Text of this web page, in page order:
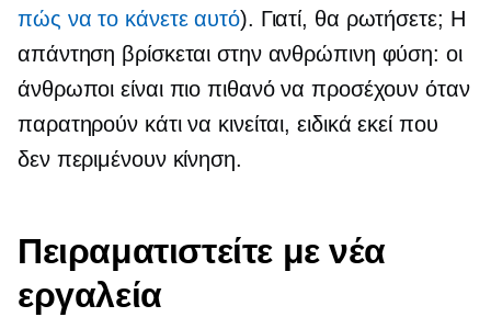
πώς να το κάνετε αυτό). Γιατί, θα ρωτήσετε; Η
απάντηση βρίσκεται στην ανθρώπινη φύση: οι
άνθρωποι είναι πιο πιθανό να προσέχουν όταν
παρατηρούν κάτι να κινείται, ειδικά εκεί που
δεν περιμένουν κίνηση.
Πειραματιστείτε με νέα
εργαλεία